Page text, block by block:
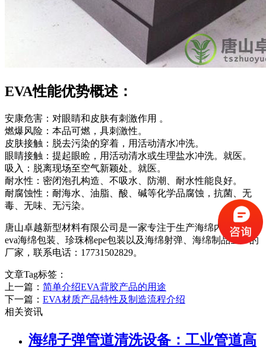
EVA性能优势概述：
安康危害：对眼睛和皮肤有刺激作用 。
燃爆风险：本品可燃，具刺激性。
皮肤接触：脱去污染的穿着，用活动清水冲洗。
眼睛接触：提起眼睑，用活动清水或生理盐水冲洗。就医。
吸入：脱离现场至空气新颖处。就医。
耐水性：密闭泡孔构造、不吸水、防潮、耐水性能良好。
耐腐蚀性：耐海水、油脂、酸、碱等化学品腐蚀，抗菌、无
毒、无味、无污染。
唐山卓越新型材料有限公司是一家专注于生产海绵内衬包装、
eva海绵包装、珍珠棉epe包装以及海绵射弹、海绵制品生产的
厂家，联系电话：17731502829。
文章Tag标签：
上一篇： 简单介绍EVA背胶产品的用途
下一篇： EVA材质产品特性及制造流程介绍
相关资讯
海绵子弹管道清洗设备：工业管道高